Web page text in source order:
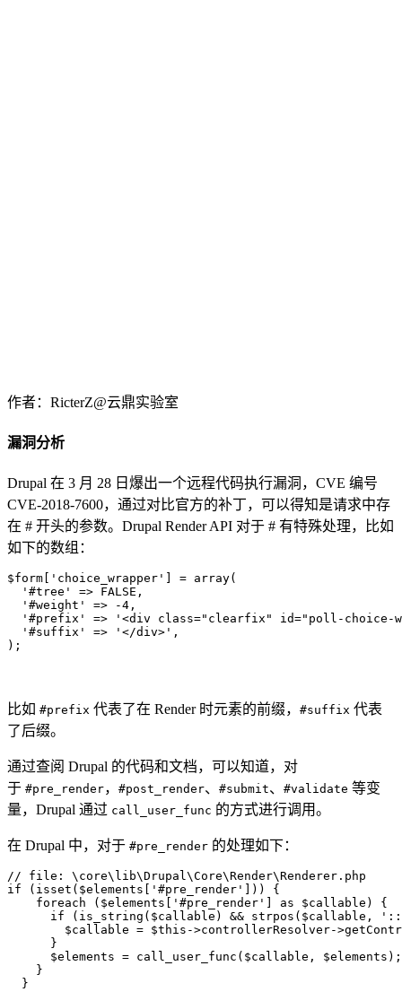
作者：RicterZ@云鼎实验室
漏洞分析
Drupal 在 3 月 28 日爆出一个远程代码执行漏洞，CVE 编号
CVE-2018-7600，通过对比官方的补丁，可以得知是请求中存
在 # 开头的参数。Drupal Render API 对于 # 有特殊处理，比如
如下的数组：
$form['choice_wrapper'] = array(
  '#tree' => FALSE,
  '#weight' => -4,
'#prefix' => '<div class="clearfix" id="poll-
  '#suffix' => '</div>',
);
比如 #prefix 代表了在 Render 时元素的前缀， #suffix 代表
了后缀。
通过查阅 Drupal 的代码和文档，可以知道，对
于 #pre_render， #post_render、 #submit、 #validate 等变
量，Drupal 通过 call_user_func 的方式进行调用。
在 Drupal 中，对于 #pre_render 的处理如下：
// file: \core\lib\Drupal\Core\Render\Renderer.php
if (isset($elements['#pre_render'])) {
    foreach ($elements['#pre_render'] as $callable) {
if (is_string($callable) && strpos($callable,
$callable = $this->controllerResolver-
      }
      $elements = call_user_func($callable, $elements);
    }
  }